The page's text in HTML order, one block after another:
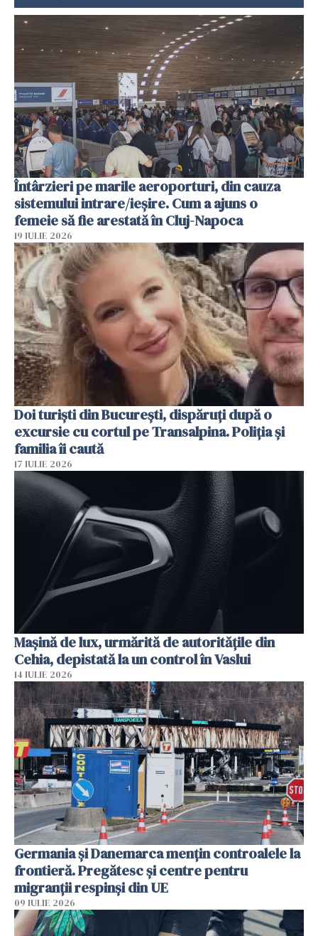
Întârzieri pe marile aeroporturi, din cauza
sistemului intrare/ieșire. Cum a ajuns o
femeie să fie arestată în Cluj-Napoca
19 IULIE 2026
Doi turiști din București, dispăruți după o
excursie cu cortul pe Transalpina. Poliția și
familia îi caută
17 IULIE 2026
Mașină de lux, urmărită de autoritățile din
Cehia, depistată la un control în Vaslui
14 IULIE 2026
Germania și Danemarca mențin controalele la
frontieră. Pregătesc și centre pentru
migranții respinși din UE
09 IULIE 2026